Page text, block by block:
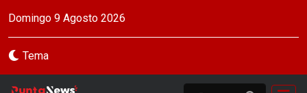
Domingo 9 Agosto 2026
Tema